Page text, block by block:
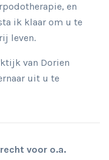
en
ik klaar om u te
leven.
van Dorien
uit u te
voor o.a.